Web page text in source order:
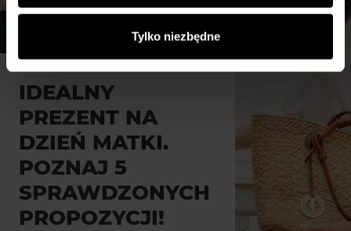
analitycznym. Partnerzy mogą połączyć te informacje z
podczas korzystania z ich usług.
Tylko niezbędne
IDEALNY
PREZENT NA
DZIEŃ MATKI.
POZNAJ 5
SPRAWDZONYCH
PROPOZYCJI!